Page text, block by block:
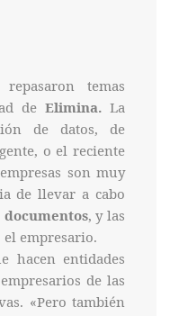
temas
de Elimina.La
de datos, de
o el reciente
son muy
de llevar a cabo
, y las
el empresario.
hacen entidades
de las
«Pero también